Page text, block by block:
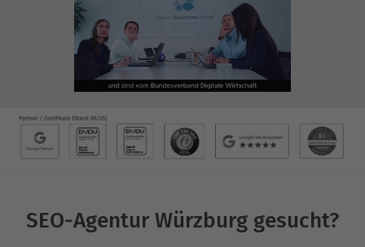
SEO-Agentur Würzburg gesucht?